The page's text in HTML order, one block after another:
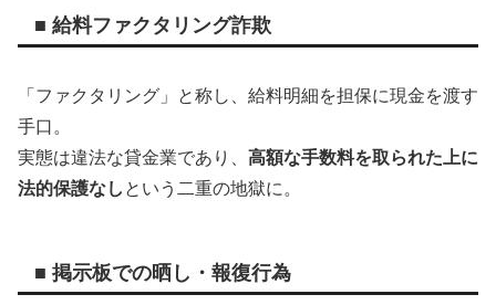
■ 給料ファクタリング詐欺
「ファクタリング」と称し、給料明細を担保に現金を渡す
手口。
実態は違法な貸金業であり、 高額な手数料を取られた上に
法的保護なし という二重の地獄に。
■ 掲示板での晒し・報復行為